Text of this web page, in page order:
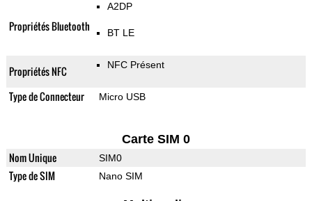
Propriétés Bluetooth
A2DP
BT LE
Propriétés NFC NFC Présent
Type de Connecteur Micro USB
Carte SIM 0
Nom Unique SIM0
Type de SIM Nano SIM